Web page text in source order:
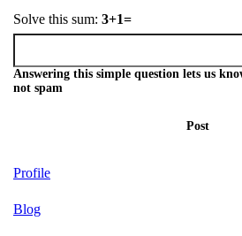
Solve this sum: 3+1=
Answering this simple question lets us
not spam
Post
Profile
Blog